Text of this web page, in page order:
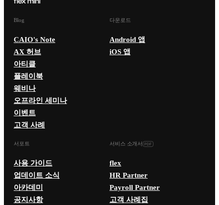
Blog
CAIO's Note
AX 허브
아티클
플레이북
웨비나
오프라인 세미나
이벤트
고객 사례
다운로드
Android 앱
iOS 앱
서포트
사용 가이드
업데이트 소식
아카데미
공지사항
서비스 소개서
flex
HR Partner
Payroll Partner
고객 사례집